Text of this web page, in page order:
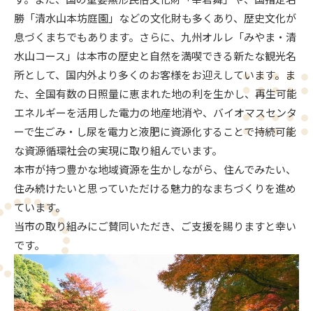
勝「清水山本坊庭園」などの文化財も多くあり、歴史文化が
息づくまちでもあります。さらに、九州オルレ「みやま・清
水山コース」は本市の歴史と自然を満喫できる新たな観光名
所として、国内外より多くのお客様をお迎えしています。ま
た、全国有数の日照量に恵まれた地の利を生かし、再生可能
エネルギーを活用した電力の地産地消や、バイオマスセンタ
ーで生ごみ・し尿を電力と液肥に資源化することで持続可能
な資源循環社会の実現に取り組んでいます。
本市が持つ豊かな地域資源を生かしながら、住んでみたい、
住み続けたいと思っていただける魅力的なまちづくりを進め
ています。
当市の取り組みにご賛同いただき、ご支援を賜りますと幸い
です。